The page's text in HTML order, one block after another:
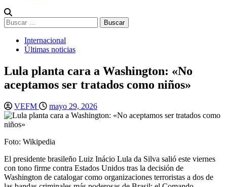
Buscar:
Internacional
Últimas noticias
Lula planta cara a Washington: «No
aceptamos ser tratados como niños»
VEFM mayo 29, 2026
Foto: Wikipedia
El presidente brasileño Luiz Inácio Lula da Silva salió este viernes
con tono firme contra Estados Unidos tras la decisión de
Washington de catalogar como organizaciones terroristas a dos de